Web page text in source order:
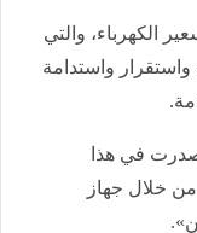
الكهرباء، والتي
واستدامة
في هذا
خلال جهاز